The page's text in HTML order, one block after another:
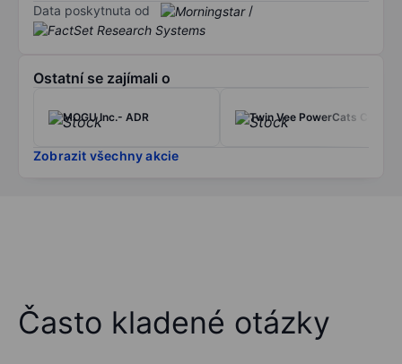
Data poskytnuta od /
Ostatní se zajímali o
MOGU Inc.- ADR Twin Vee PowerCats Co.
Zobrazit všechny akcie
Často kladené otázky